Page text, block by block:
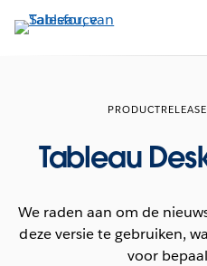
Verder
naar
Tableau
We raden aan om de
deze versie te gebruiken,
voor